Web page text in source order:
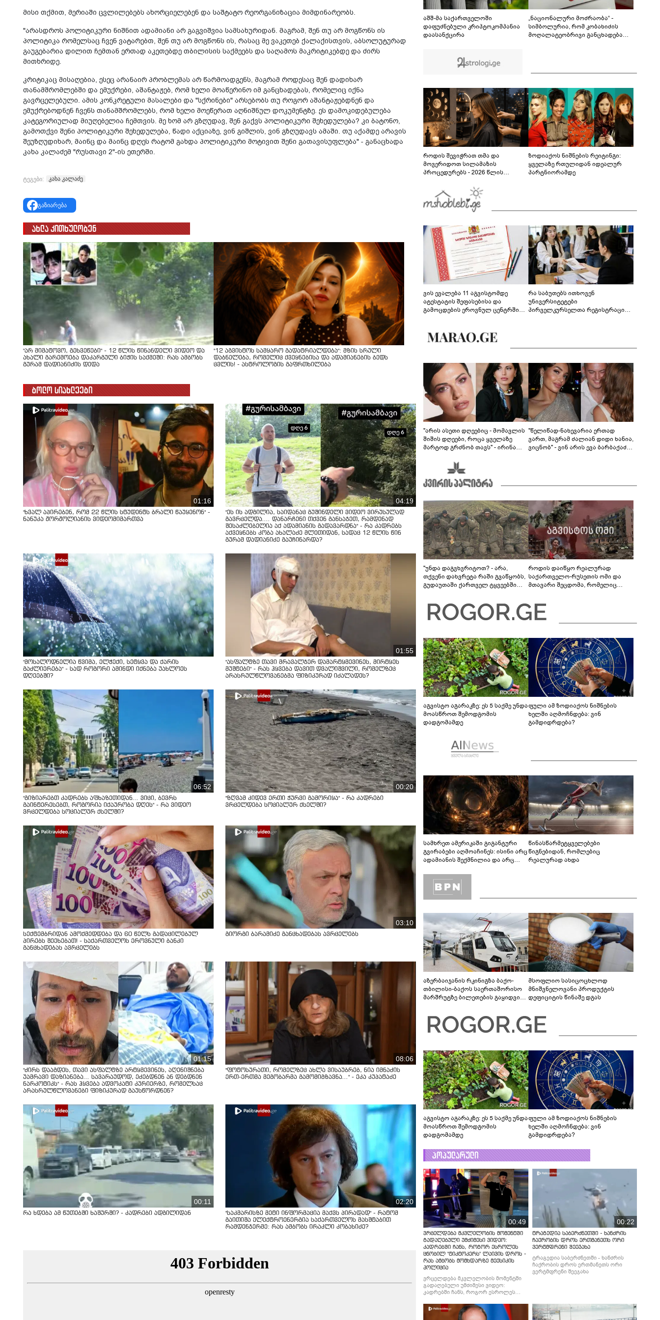
06:52
დღეს" - რა ვიდეო ვრცელდება სოციალურ
ქსელში?
მისი თქმით, მერიაში ცვლილებებს ახორციელებენ და საშტატო რეორგანიზაცია მიმდინარეობს.
"არასდროს პოლიტიკური ნიშნით ადამიანი არ გაგვიშვია სამსახურიდან. მაგრამ, შენ თუ არ მოგწონს ის
პოლიტიკა რომელსაც ჩვენ ვატარებთ, შენ თუ არ მოგწონს ის, რასაც მე ვაკეთებ ქალაქისთვის, აბსოლუტურად
გაუგებარია დილით ჩემთან ერთად აკეთებდე თბილისის საქმეებს და საღამოს მაკრიტიკებდე და ძირს
მითხრიდე.
კრიტიკაც მისაღებია, ესეც არანაირ პრობლემას არ წარმოადგენს, მაგრამ როდესაც შენ დადიხარ
თანამშრომლებში და ემუქრები, აშანტაჟებ, რომ ხელი მოაწერინო იმ განცხადებას, რომელიც იქნა
გავრცელებული. ამის კონკრეტული მასალები და "სქრინები" არსებობს თუ როგორ აშანტაჟებდნენ და
ემუქრებოდნენ ჩვენს თანამშრომლებს, რომ ხელი მოეწერათ აღნიშნულ დოკუმენტზე. ეს დამოკიდებულება
კატეგორიულად მიუღებელია ჩემთვის. მე ხომ არ გზღუდავ, შენ გაქვს პოლიტიკური შეხედულება? კი ბატონო,
გამოთქვი შენი პოლიტიკური შეხედულება, წადი აქციაზე, ვინ გიშლის, ვინ გზღუდავს ამაში. თუ აქამდე არავის
შეუზღუდიხარ, მაინც და მაინც დღეს რატომ გახდა პოლიტიკური მოტივით შენი გათავისუფლება" - განაცხადა
კახა კალაძემ "რუსთავი 2"-ის ეთერში.
ტეგები: კახა კალაძე
გაზიარება
ახლა კითხულობენ
"არ მიმატოვო, გეხვეწები" - 12 წლის წინანდელი ვიდეო და
ახალი გარემოება დაკარგული ბიჭის საქმეში: რას ამბობს
გურამ დადიანიძის დედა
"12 აგვისტოს სამყარო გადატრიალდება": მზის სრული
დაბნელება, რომელიც ქვეყნებისა და ადამიანების ბედს
ცვლის! - ასტროლოგის გაფრთხილება
ბოლო სიახლეები
01:16
"ხვალ აპირებენ, რომ 22 წლის სტუდენტს ბრალი წაუყენონ" -
ნანუკა ჟორჟოლიანის ვიდეომიმართვა
04:19
"ეს ის ადგილია, საიდანაც გუშინდელი ვიდეო ვირუსულად
გავრცელდა.... დანარჩენი თქვენ განსაჯეთ, რამდენად
შესაძლებელია აქ ადამიანის გადავარდნა" - რა კადრებს
აქვეყნებს კობა ახალაძე მლეთიდან, სადაც 12 წლის წინ
გურამ დადიანიძე გაუჩინარდა?
"მოსალოდნელია წვიმა, ელჭექი, სეტყვა და ქარის
გაძლიერება" - სად როგორი ამინდი იქნება უახლოეს
დღეებში?
01:55
"ასფალტზე თავი მრავალჯერ დამარტყმევინეს, მირტყეს
მუშტები" - რას ჰყვება დავით დვალიშვილი, რომელზეც
არასრულწლოვანებმა ფიზიკურად იძალადეს?
06:52
"გიზიარებთ კადრებს აფხაზეთიდან... ვიცი, ბევრს
გაინტერესებთ, როგორია იქაურობა დღეს" - რა ვიდეო
ვრცელდება სოციალურ ქსელში?
00:20
"ზღვამ კიდევ ერთი ჭურვი გამორიყა" - რა კადრები
ვრცელდება სოციალურ ქსელში?
სექტემბრიდან ამოქმედდება და 60 წელს გადაცილებულ
პირებს შეეხებათ! - საქართველოს ეროვნული ბანკი
განცხადებას ავრცელებს
03:10
გიორგი ბარამიძე განცხადებას ავრცელებს
01:15
"ძირს დააგდეს, თავი ასფალტზე არტყმევინეს, აღენიშნება
უამრავი დაზიანება... სავარაუდოდ, ეძებდნენ ან დებდნენ
ნარკოტიკს" - რას ჰყვება ადვოკატი კურიერზე, რომელსაც
არასრულწლოვანები ფიზიკურად გაუსწორდნენ?
08:06
"ფოტოსურათი, რომელზეც ახლა ვისაუბრებ, ნია იმნაძის
ერთ-ერთმა მეგობარმა გამომიგზავნა..." - ეკა კუპატაძე
00:11
რა ხდება ამ წუთებში ხაშურში? - კადრები ადგილიდან
02:20
"საკმარისზე მეტი ინფორმაცია მაქვს პირადად" - რატომ
გაითიშა ელექტროენერგია საქართველოს მასშტაბით
რამდენჯერმე: რას ამბობს ირაკლი კობახიძე?
აშშ-მა საქართველოში
დაფუძნებული კრიპტოკომპანია
დაასანქცირა
„ნაციონალური მოძრაობა“ -
სიმბოლურია, რომ კობახიძის
მოღალატეობრივი განცხადება
როდის შევიჭრათ თმა და
მოვერიდოთ სილამაზის
პროცედურებს - 2026 წლის
გზამკვლევი
ზოდიაქოს ნიშნების რეიტინგი:
ყველაზე რთულიდან იდეალურ
პარტნიორამდე
ვის ევალება 11 აგვისტომდე
ატესტატის შეფასებისა და
გამოცდების ეროვნულ ცენტრში
რა საბუთებს ითხოვენ
უნივერსიტეტები
პირველკურსელთა რეგისტრაციის
"არის ასეთი დღეებიც - მომავლის
შიშის დღეები, როცა ყველაზე
მარტოდ გრძნობ თავს" - ირინა
"წელიწად-ნახევარია ერთად
ვართ, მაგრამ ძალიან დიდი ხანია,
ვიცნობ" - ვინ არის ევა ბარბაქაძის
"უნდა დაგვხვრიტოთ? - არა,
თქვენი დახვრეტა რაში გვაწყობს,
გუდაუთაში ქართველ ტყვეებში
როდის დაიწყო რეალურად
საქართველო-რუსეთის ომი და
მთავარი შეცდომა, რომელიც
აგვისტო აგარაკზე: ეს 5 საქმე უნდა
მოასწროთ შემოდგომის
დადგომამდე
ფული ამ ზოდიაქოს ნიშნების
ხელში აღმოჩნდება: ვინ
გამდიდრდება?
სამხრეთ ამერიკაში გიგანტური
გვირაბები აღმოაჩინეს: ისინი არც
ადამიანის შექმნილია და არც
ლაბირინთები?
წინასწარმეტყველებები
წიგნებიდან, რომლებიც
რეალურად ახდა
აზერბაიჯანის რკინიგზა ბაქო-
თბილისი-ბაქოს საერთაშორისო
მარშრუტზე ბილეთების გაყიდვის
მსოფლიო სასიცოცხლოდ
მნიშვნელოვანი პროდუქტის
დეფიციტის წინაშე დგას
აგვისტო აგარაკზე: ეს 5 საქმე უნდა
მოასწროთ შემოდგომის
დადგომამდე
ფული ამ ზოდიაქოს ნიშნების
ხელში აღმოჩნდება: ვინ
გამდიდრდება?
პოპულარული
00:49
ვრცელდება მკვლელობის მომენტში
გადაღებული უმძიმესი ვიდეო:
კადრებში ჩანს, როგორ ესროლეს
ცნობილ "ტიკტოკერს" ლაივის დროს -
რას ამბობს მომხდარზე მექსიკის
პოლიცია
ვრცელდება მკვლელობის მომენტში
გადაღებული უმძიმესი ვიდეო:
კადრებში ჩანს, როგორ ესროლეს
რას ამბობს მომხდარზე მექსიკის
პოლიცია
00:22
ტრაგედია საბერძნეთში - ხანძრის
ჩაქრობის დროს ერთმანეთს ორი
ვერტმფრენი შეეჯახა
ტრაგედია საბერძნეთში - ხანძრის
ჩაქრობის დროს ერთმანეთს ორი
ვერტმფრენი შეეჯახა